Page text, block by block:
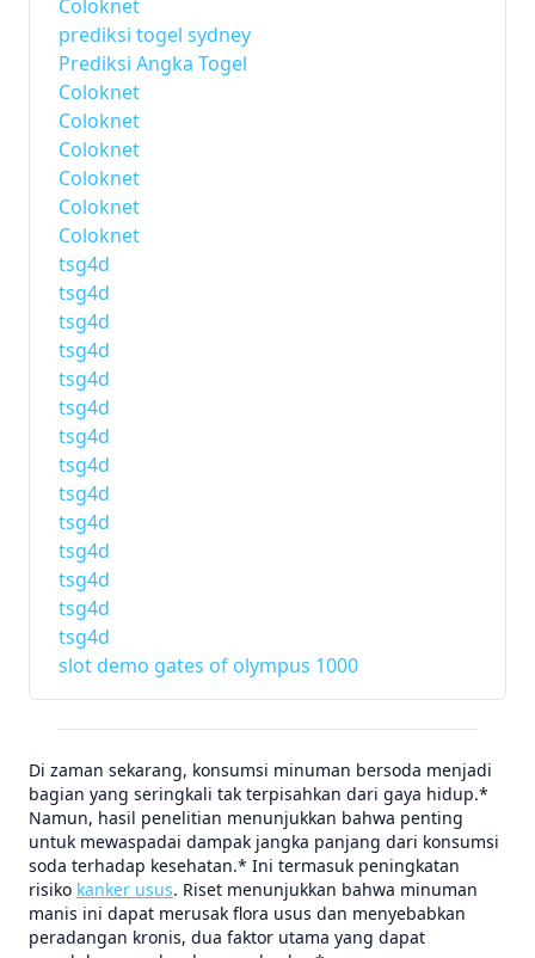
Coloknet
prediksi togel sydney
Prediksi Angka Togel
Coloknet
Coloknet
Coloknet
Coloknet
Coloknet
Coloknet
tsg4d
tsg4d
tsg4d
tsg4d
tsg4d
tsg4d
tsg4d
tsg4d
tsg4d
tsg4d
tsg4d
tsg4d
tsg4d
tsg4d
slot demo gates of olympus 1000
Di zaman sekarang, konsumsi minuman bersoda menjadi
bagian yang seringkali tak terpisahkan dari gaya hidup.*
Namun, hasil penelitian menunjukkan bahwa penting
untuk mewaspadai dampak jangka panjang dari konsumsi
soda terhadap kesehatan.* Ini termasuk peningkatan
risiko kanker usus. Riset menunjukkan bahwa minuman
manis ini dapat merusak flora usus dan menyebabkan
peradangan kronis, dua faktor utama yang dapat